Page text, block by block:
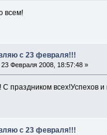
всем!
с 23 февраля!!!
23 Февраля 2008, 18:57:48 »
праздником всех!Успехов
с 23 февраля!!!